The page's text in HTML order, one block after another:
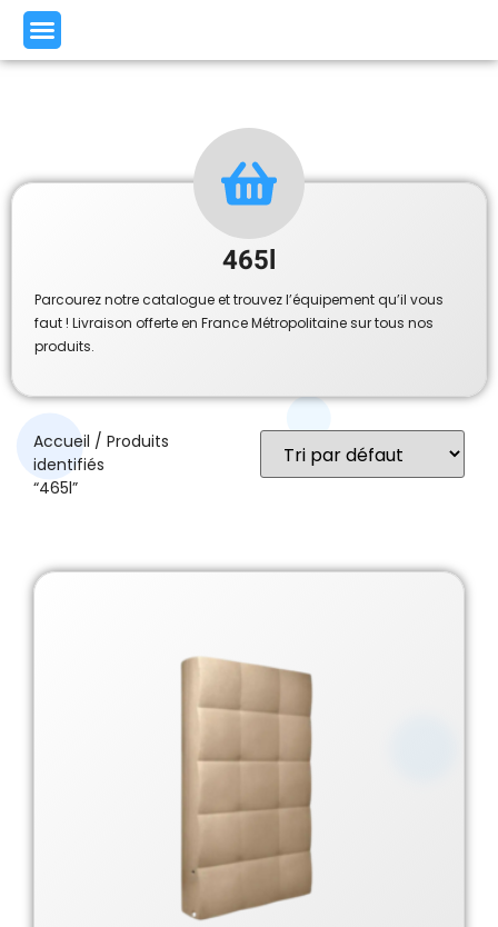
465l
Parcourez notre catalogue et trouvez l’équipement qu’il vous
faut ! Livraison offerte en France Métropolitaine sur tous nos
produits.
Accueil / Produits
identifiés
“465l”